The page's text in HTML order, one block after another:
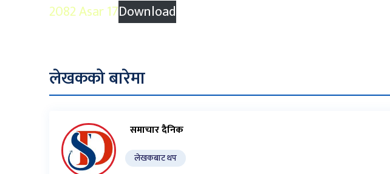
2082 Asar 17Download
लेखकको बारेमा
समाचार दैनिक
लेखकबाट थप